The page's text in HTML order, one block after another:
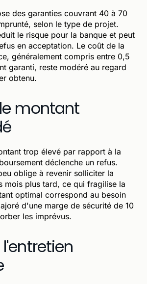
des garanties couvrant 40 à 70
selon le type de projet.
le risque pour la banque et peut
en acceptation. Le coût de la
généralement compris entre 0,5
garanti, reste modéré au regard
obtenu.
montant
trop élevé par rapport à la
déclenche un refus.
oblige à revenir solliciter la
mois plus tard, ce qui fragilise la
optimal correspond au besoin
d'une marge de sécurité de 10
les imprévus.